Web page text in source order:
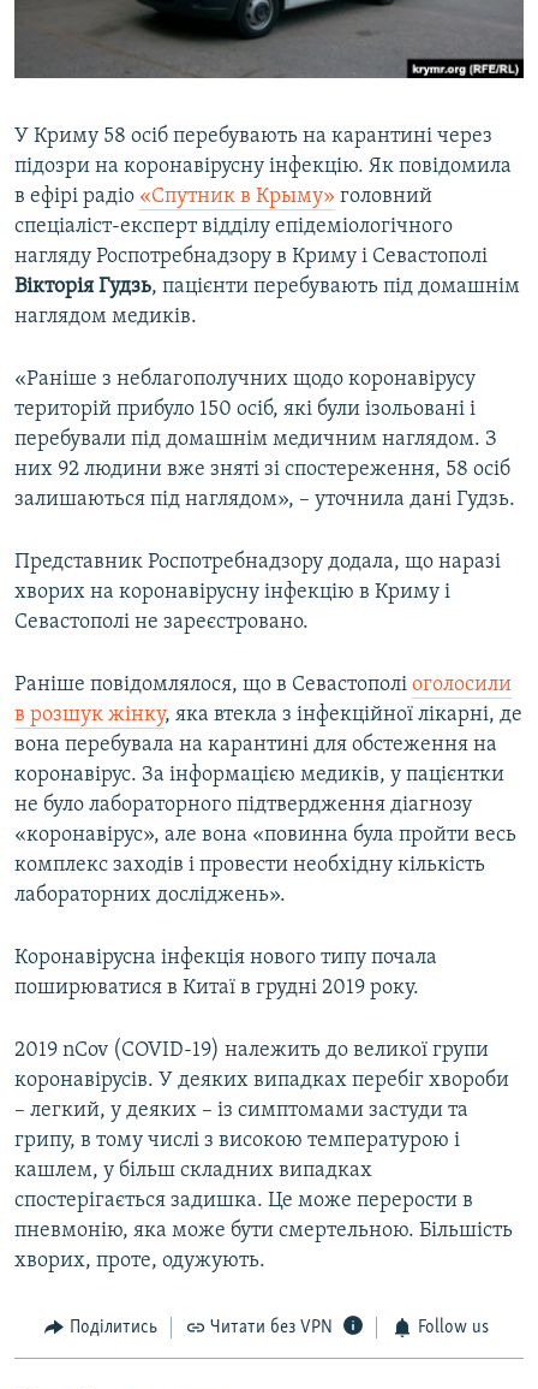
СВІДЧЕННЯ ОКУПАЦІЇ
ІНФОГРАФІКА
Русский
Qırımtatar
ДОЛУЧАЙСЯ!
Усі сайти RFE/RL
У Криму 58 осіб перебувають на карантині через
підозри на коронавірусну інфекцію. Як повідомила
в ефірі радіо «Спутник в Крыму» головний
спеціаліст-експерт відділу епідеміологічного
нагляду Роспотребнадзору в Криму і Севастополі
Вікторія Гудзь, пацієнти перебувають під домашнім
наглядом медиків.
«Раніше з неблагополучних щодо коронавірусу
територій прибуло 150 осіб, які були ізольовані і
перебували під домашнім медичним наглядом. З
них 92 людини вже зняті зі спостереження, 58 осіб
залишаються під наглядом», – уточнила дані Гудзь.
Представник Роспотребнадзору додала, що наразі
хворих на коронавірусну інфекцію в Криму і
Севастополі не зареєстровано.
Раніше повідомлялося, що в Севастополі оголосили
в розшук жінку, яка втекла з інфекційної лікарні, де
вона перебувала на карантині для обстеження на
коронавірус. За інформацією медиків, у пацієнтки
не було лабораторного підтвердження діагнозу
«коронавірус», але вона «повинна була пройти весь
комплекс заходів і провести необхідну кількість
лабораторних досліджень».
Коронавірусна інфекція нового типу почала
поширюватися в Китаї в грудні 2019 року.
2019 nCov (COVID-19) належить до великої групи
коронавірусів. У деяких випадках перебіг хвороби
– легкий, у деяких – із симптомами застуди та
грипу, в тому числі з високою температурою і
кашлем, у більш складних випадках
спостерігається задишка. Це може перерости в
пневмонію, яка може бути смертельною. Більшість
хворих, проте, одужують.
Поділитись Читати без VPN Follow us